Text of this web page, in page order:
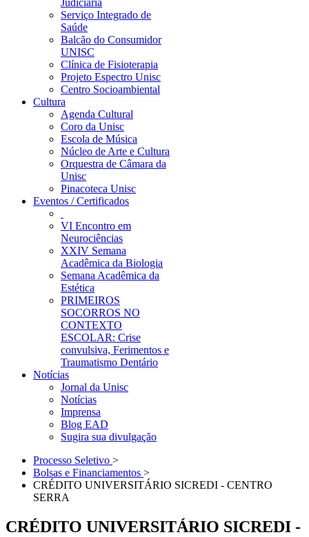
Judiciária
Serviço Integrado de
Saúde
Balcão do Consumidor
UNISC
Clínica de Fisioterapia
Projeto Espectro Unisc
Centro Socioambiental
Cultura
Agenda Cultural
Coro da Unisc
Escola de Música
Núcleo de Arte e Cultura
Orquestra de Câmara da
Unisc
Pinacoteca Unisc
Eventos / Certificados
VI Encontro em
Neurociências
XXIV Semana
Acadêmica da Biologia
Semana Acadêmica da
Estética
PRIMEIROS
SOCORROS NO
CONTEXTO
ESCOLAR: Crise
convulsiva, Ferimentos e
Traumatismo Dentário
Notícias
Jornal da Unisc
Notícias
Imprensa
Blog EAD
Sugira sua divulgação
Processo Seletivo >
Bolsas e Financiamentos >
CRÉDITO UNIVERSITÁRIO SICREDI - CENTRO
SERRA
CRÉDITO UNIVERSITÁRIO SICREDI -